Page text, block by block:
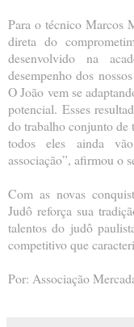
Para o técnico Marcos
direta do
desenvolvido na
desempenho dos
O João vem se
potencial. Esses
do trabalho conjunto de
todos eles ainda
associação”, afirmou o
Com as novas
Judô reforça sua
talentos do judô
competitivo que
Por: Associação